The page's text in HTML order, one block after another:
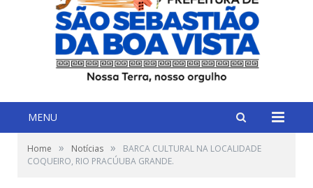
MENU
Home » Notícias »
BARCA CULTURAL NA LOCALIDADE
COQUEIRO, RIO PRACÚUBA GRANDE.